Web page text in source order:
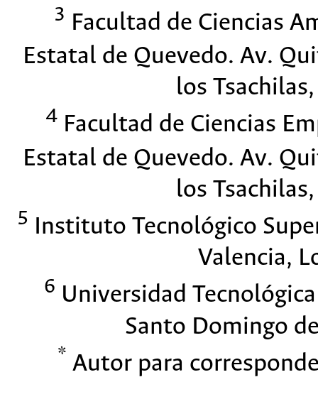
3 Facultad de Ciencias
Estatal de Quevedo. Av.
los
4Facultad de Ciencias
Estatal de Quevedo. Av.
los
5 Instituto Tecnológico
Valencia,
6 Universidad
Santo Domingo
* Autor para